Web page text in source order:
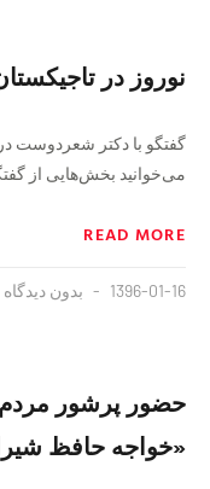
نوروز در
گفتگو با دکتر شعردوست
می‌خوانید بخش‌هایی از
READ MORE
1396-01-16 بدون دیدگاه
حضور پرشور
«خواجه حافظ